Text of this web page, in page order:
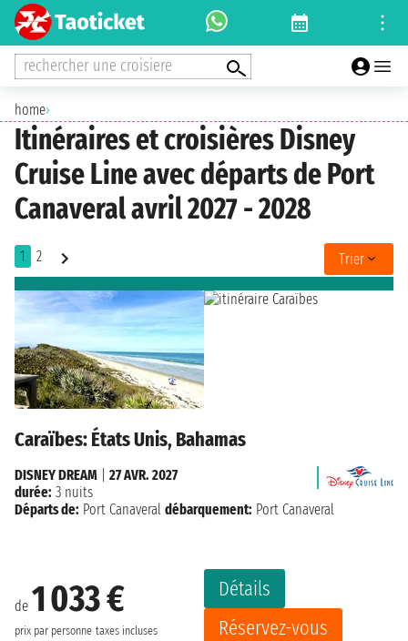
rechercher une croisiere
home›
Itinéraires et croisières Disney
Cruise Line avec départs de Port
Canaveral avril 2027 - 2028
1 2 Trier
Caraïbes: États Unis, Bahamas
de 1 033 €
prix par personne taxes incluses
Détails
Réservez-vous
DISNEY DREAM
27 AVR. 2027
durée: 3 nuits
Départs de: Port Canaveral débarquement: Port Canaveral